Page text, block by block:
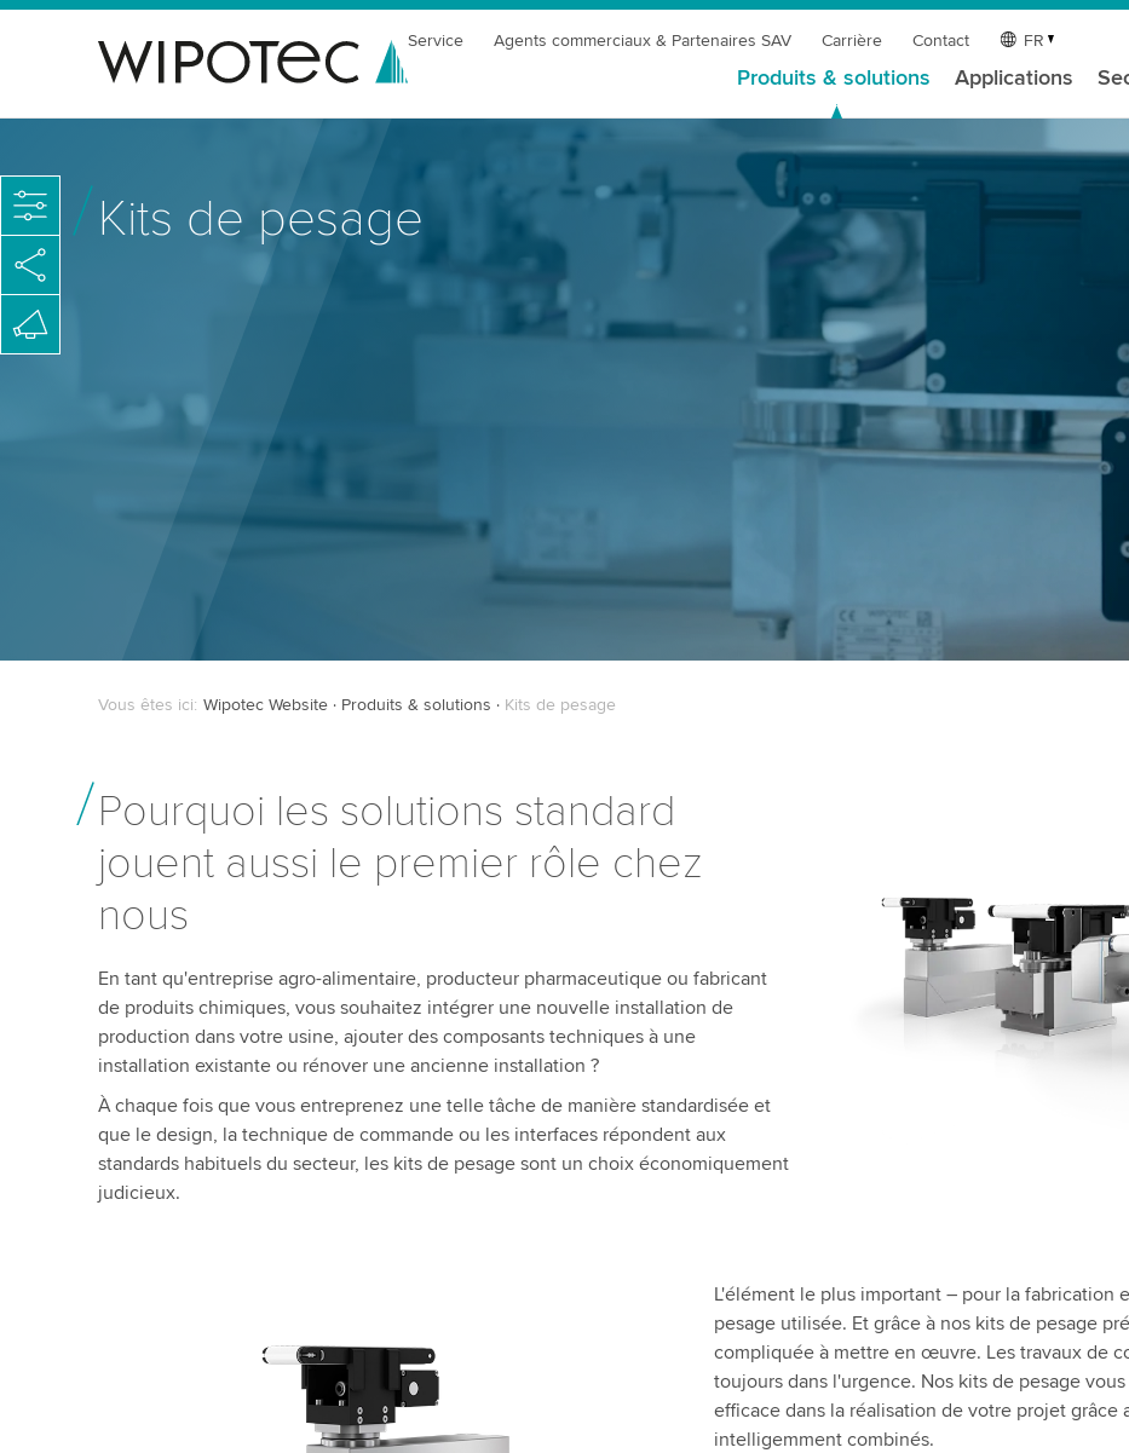
Service Agents commerciaux & Partenaires SAV Carrière Contact FR
Produits & solutions Applications
Kits de pesage
Vous êtes ici: Wipotec Website Produits & solutions Kits de pesage
Pourquoi les solutions standard
jouent aussi le premier rôle chez
nous
En tant qu'entreprise agro-alimentaire, producteur pharmaceutique ou fabricant
de produits chimiques, vous souhaitez intégrer une nouvelle installation de
production dans votre usine, ajouter des composants techniques à une
installation existante ou rénover une ancienne installation ?
À chaque fois que vous entreprenez une telle tâche de manière standardisée et
que le design, la technique de commande ou les interfaces répondent aux
standards habituels du secteur, les kits de pesage sont un choix économiquement
judicieux.
L'élément le plus important – pour la
pesage utilisée. Et grâce à nos kits de pesage
compliquée à mettre en œuvre. Les travaux de
toujours dans l'urgence. Nos kits de pesage
efficace dans la réalisation de votre projet
intelligemment combinés.